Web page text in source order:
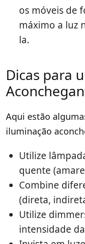
os móveis de
máximo a luz
la.
Dicas para
Aqui estão
iluminação
Utilize
quente
Combine
(direta,
Utilize
intensidade